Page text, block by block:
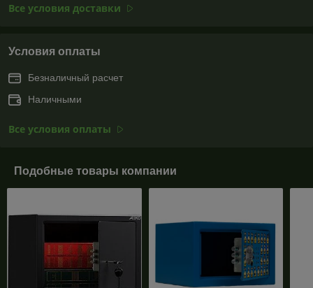
Все условия доставки
Условия оплаты
Безналичный расчет
Наличными
Все условия оплаты
Подобные товары компании